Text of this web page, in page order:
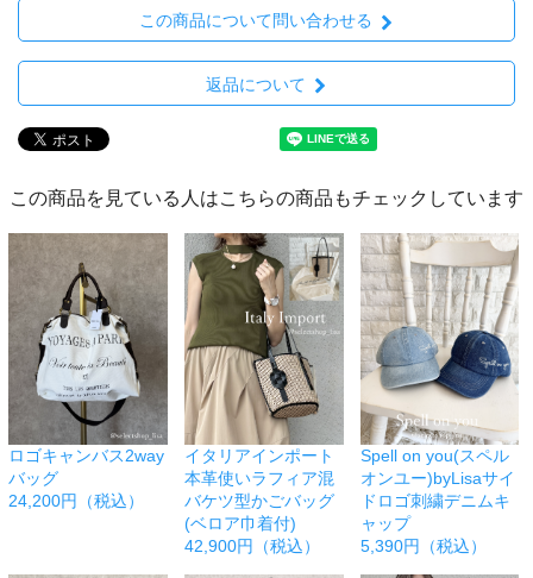
この商品について問い合わせる
返品について
この商品を見ている人はこちらの商品もチェックしています
ロゴキャンバス2way
バッグ
24,200円（税込）
イタリアインポート
本革使いラフィア混
バケツ型かごバッグ
(ベロア巾着付)
42,900円（税込）
Spell on you(スペル
オンユー)byLisaサイ
ドロゴ刺繍デニムキ
ャップ
5,390円（税込）